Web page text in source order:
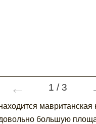
← 1 /3
большую